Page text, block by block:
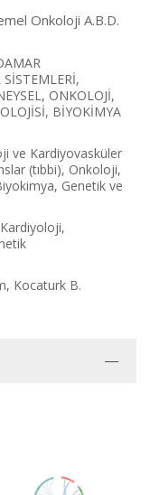
Onkoloji A.B.D.
ONKOLOJİ,
BİYOKİMYA
ve Kardiyovasküler
(tıbbi), Onkoloji,
Genetik ve
Kocaturk B.